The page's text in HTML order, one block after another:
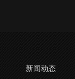
新闻动态